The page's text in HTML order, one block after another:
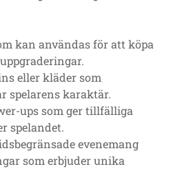
kan användas för att köpa
eller kläder som
spelarens karaktär.
ups som ger tillfälliga
spelandet.
evenemang
som erbjuder unika